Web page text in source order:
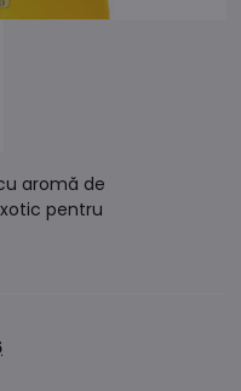
aromă de
pentru